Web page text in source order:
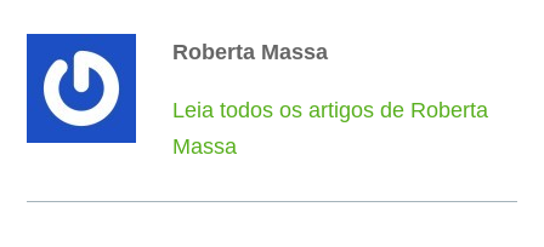
Roberta Massa
Leia todos os artigos de Roberta
Massa